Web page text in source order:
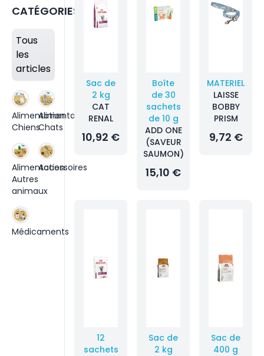
CATÉGORIES
Tous
les
articles
Alimentation
Chiens
Alimentation
Chats
Alimentation
Autres
animaux
Accessoires
Médicaments
Sac de
2 kg
CAT
RENAL
10,92 €
Boîte
de 30
sachets
de 10 g
ADD ONE
(SAVEUR
SAUMON)
15,10 €
MATERIEL
LAISSE
BOBBY
PRISM
9,72 €
12
sachets
Sac de
2 kg
Sac de
400 g